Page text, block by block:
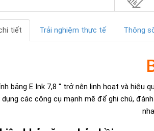
tiết Trải nghiệm thực tế Thông
bảng E Ink 7,8 '' trở nên linh hoạt và hiệu
các công cụ mạnh mẽ để ghi chú,